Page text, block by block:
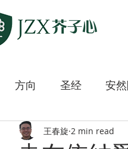
方向 圣经 安
敲开各方宗教之门 上主
王春旋 2 min read